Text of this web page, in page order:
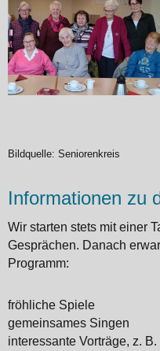
Bildquelle: Seniorenkreis
Informationen zu
Wir starten stets mit einer
Gesprächen. Danach
Programm:
fröhliche Spiele
gemeinsames Singen
interessante Vorträge, z.